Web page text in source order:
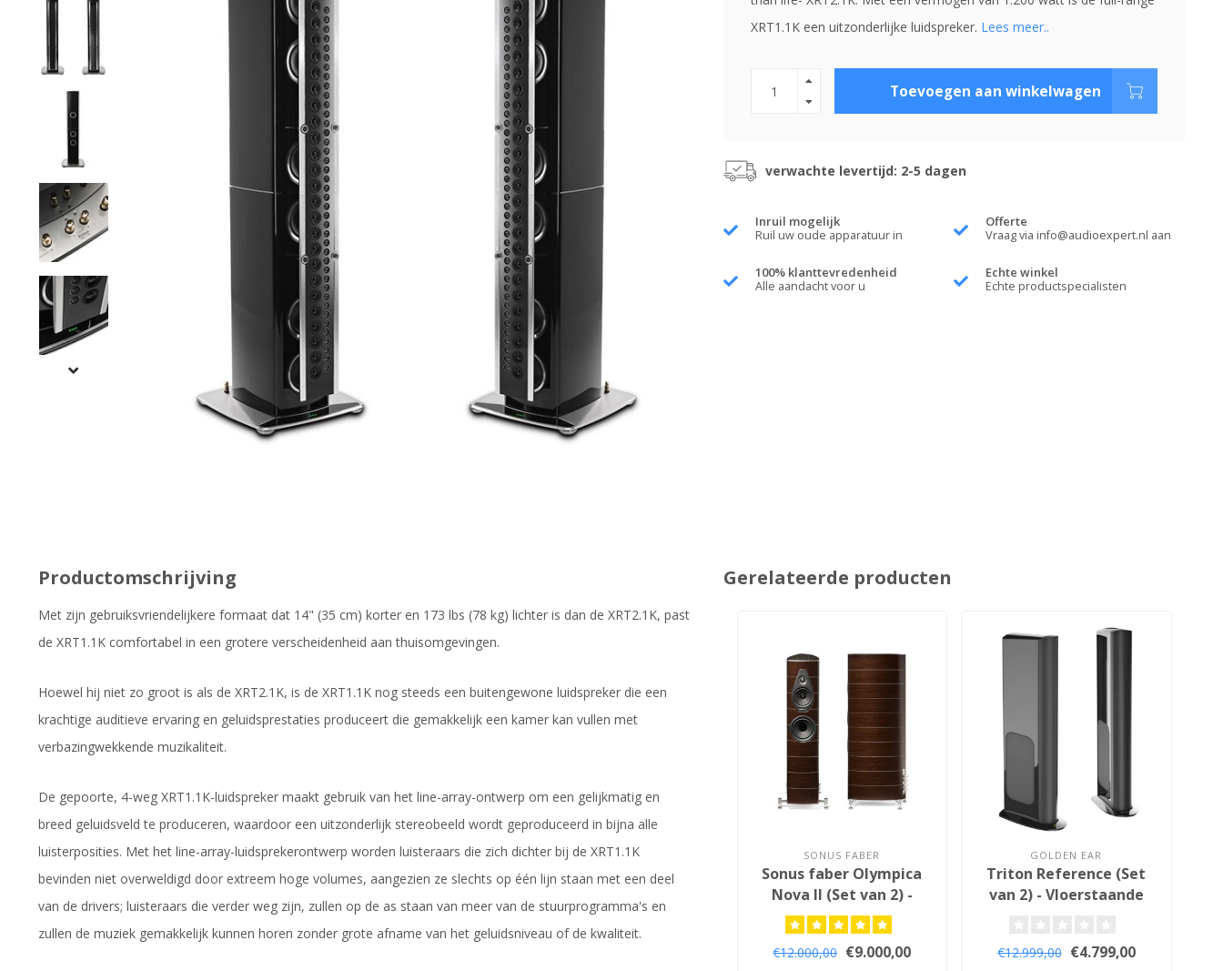
XRT1.1K een uitzonderlijke luidspreker. Lees meer..
Toevoegen aan winkelwagen
verwachte levertijd: 2-5 dagen
Inruil mogelijk
Ruil uw oude apparatuur in
Offerte
Vraag via info@audioexpert.nl aan
100% klanttevredenheid
Alle aandacht voor u
Echte winkel
Echte productspecialisten
Productomschrijving
Met zijn gebruiksvriendelijkere formaat dat 14" (35 cm) korter en 173 lbs (78 kg) lichter is dan de XRT2.1K, past
de XRT1.1K comfortabel in een grotere verscheidenheid aan thuisomgevingen.
Hoewel hij niet zo groot is als de XRT2.1K, is de XRT1.1K nog steeds een buitengewone luidspreker die een
krachtige auditieve ervaring en geluidsprestaties produceert die gemakkelijk een kamer kan vullen met
verbazingwekkende muzikaliteit.
De gepoorte, 4-weg XRT1.1K-luidspreker maakt gebruik van het line-array-ontwerp om een gelijkmatig en
breed geluidsveld te produceren, waardoor een uitzonderlijk stereobeeld wordt geproduceerd in bijna alle
luisterposities. Met het line-array-luidsprekerontwerp worden luisteraars die zich dichter bij de XRT1.1K
bevinden niet overweldigd door extreem hoge volumes, aangezien ze slechts op één lijn staan met een deel
van de drivers; luisteraars die verder weg zijn, zullen op de as staan van meer van de stuurprogramma's en
zullen de muziek gemakkelijk kunnen horen zonder grote afname van het geluidsniveau of de kwaliteit.
Gerelateerde producten
SONUS FABER
Sonus faber Olympica
Nova II (Set van 2) -
Vloerstaande
Luidsprekers
€12.000,00 €9.000,00
GOLDEN EAR
Triton Reference (Set
van 2) - Vloerstaande
€12.999,00 €4.799,00